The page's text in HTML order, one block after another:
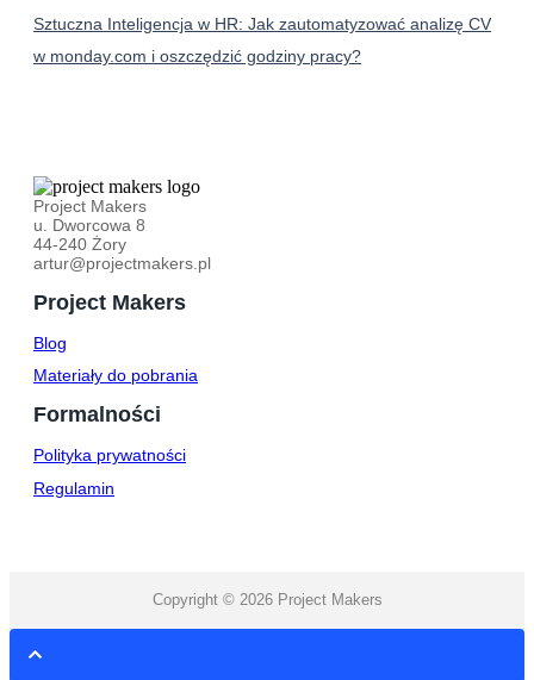
Sztuczna Inteligencja w HR: Jak zautomatyzować analizę CV
w monday.com i oszczędzić godziny pracy?
Project Makers
u. Dworcowa 8
44-240 Żory
artur@projectmakers.pl
Project Makers
Blog
Materiały do pobrania
Formalności
Polityka prywatności
Regulamin
Copyright © 2026 Project Makers